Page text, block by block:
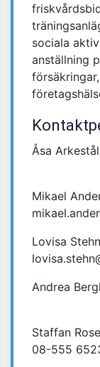
sociala
anställning
Åsa Arkestål
Mikael
Lovisa Stehn
Andrea
Staffan
08-555